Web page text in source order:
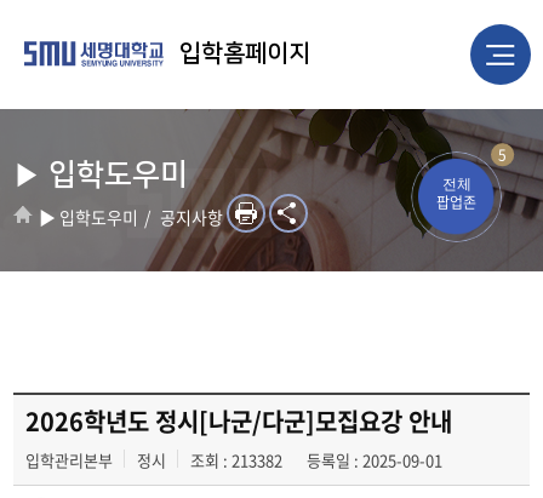
5
전체
팝업존
입학홈페이지
▶ 입학도우미
▶ 입학도우미 공지사항
2026학년도 정시[나군/다군]모집요강 안내
입학관리본부 정시 조회 : 213382 등록일 : 2025-09-01